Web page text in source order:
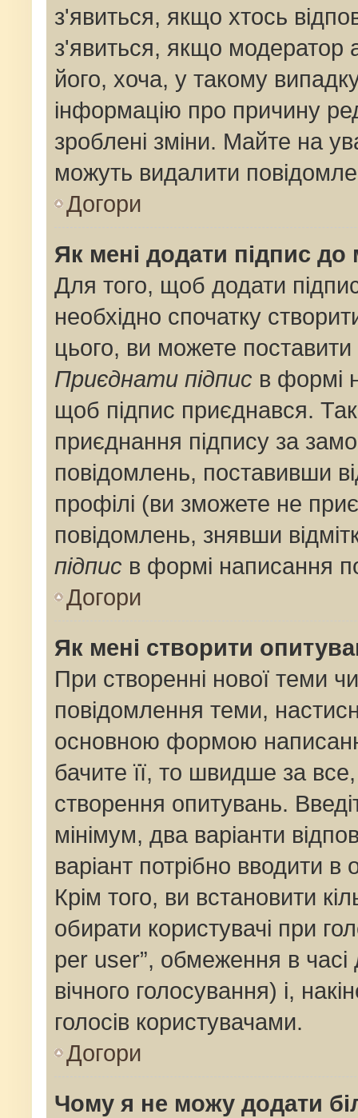
з'явиться, якщо хтось
з'явиться, якщо модератор
його, хоча, у такому
інформацію про причину
зроблені зміни. Майте на
можуть видалити
Догори
Як мені додати підпис
Для того, щоб додати
необхідно спочатку
цього, ви можете
Приєднати підпис в формі
щоб підпис приєднався.
приєднання підпису за
повідомлень, поставивши
профілі (ви зможете не
повідомлень, знявши
підпис в формі написання
Догори
Як мені створити
При створенні нової теми
повідомлення теми,
основною формою
бачите її, то швидше за
створення опитувань.
мінімум, два варіанти
варіант потрібно вводити в
Крім того, ви встановити
обирати користувачі при
per user”, обмеження в
вічного голосування) і,
голосів користувачами.
Догори
Чому я не можу додати